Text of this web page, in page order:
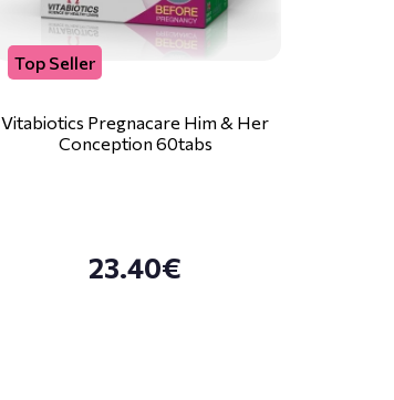
Top Seller
Vitabiotics Pregnacare Him & Her
Conception 60tabs
23.40€